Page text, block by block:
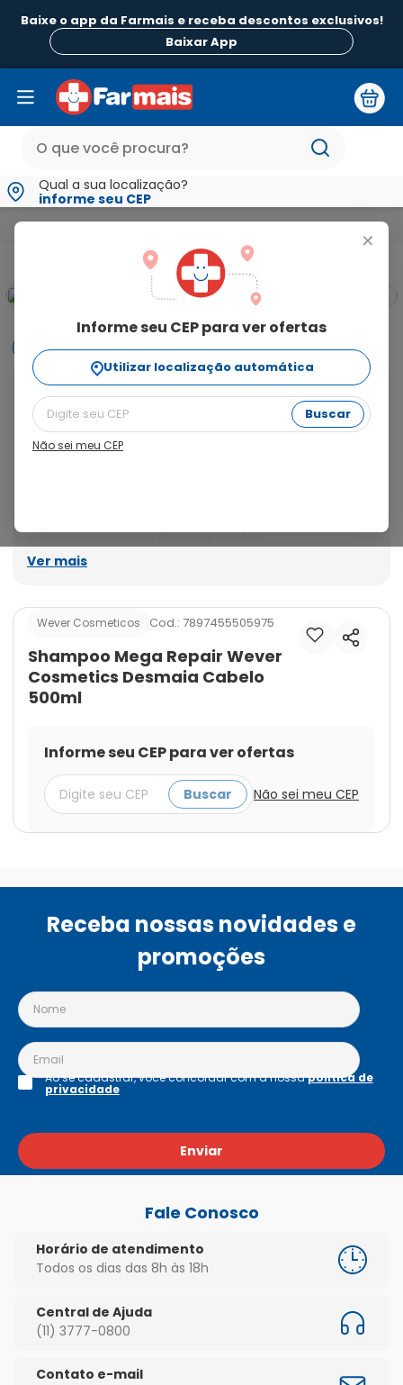
Baixe o app da Farmais e receba descontos exclusivos!
Baixar App
Qual a sua localização?
informe seu CEP
+
Informe seu CEP para ver ofertas
Utilizar localização automática
Buscar
Não sei meu CEP
Shampoo
Informações
O Shampoo Desmaia Cabelo propõe a qualidade
exigida de um profissional. Apropriado para cabelos
secos e quebradiços. Remove os resíduos e impurezas
dos fios. Age diretamente na fibra capilar, lava com
Ver mais
Wever Cosmeticos Cod.: 7897455505975
Shampoo Mega Repair Wever
Cosmetics Desmaia Cabelo
500ml
Informe seu CEP para ver ofertas
Buscar Não sei meu CEP
Receba nossas novidades e
promoções
Enviar
Ao se cadastrar, você concordar com a nossapolítica de
privacidade
Fale Conosco
Horário de atendimento
Todos os dias das 8h às 18h
Central de Ajuda
(11) 3777-0800
Contato e-mail